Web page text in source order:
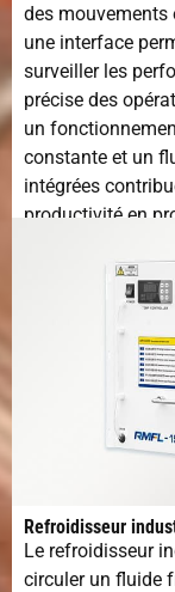
des mouvements
une interface
surveiller les
précise des
un
constante et un
intégrées
productivité en
Refroidisseur
Le refroidisseur
circuler un fluide